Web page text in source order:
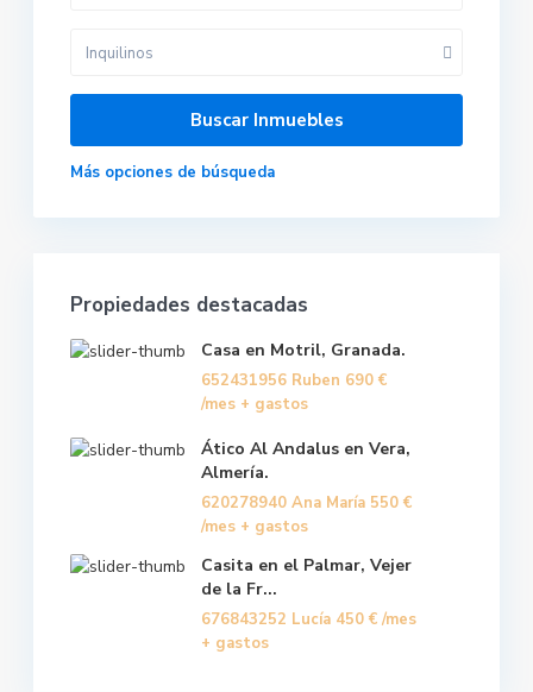
Inquilinos
Más opciones de búsqueda
Propiedades destacadas
Casa en Motril, Granada.
652431956 Ruben 690 €
/mes + gastos
Ático Al Andalus en Vera,
Almería.
620278940 Ana María 550 €
/mes + gastos
Casita en el Palmar, Vejer
de la Fr...
676843252 Lucía 450 € /mes
+ gastos